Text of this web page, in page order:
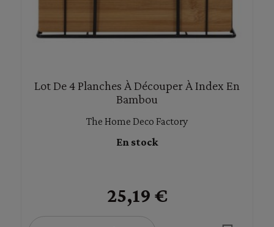
Lot De 4 Planches À Découper À Index En
Bambou
The Home Deco Factory
En stock
25,19 €